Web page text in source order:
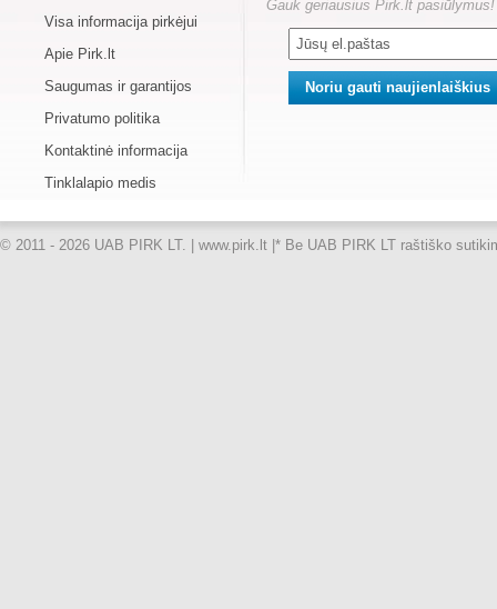
Visa informacija pirkėjui
Apie Pirk.lt
Saugumas ir garantijos
Privatumo politika
Kontaktinė informacija
Tinklalapio medis
Gauk geriausius Pirk.lt pasiūlymus!
© 2011 - 2026 UAB PIRK LT. | www.pirk.lt | * Be UAB PIRK LT raštiško